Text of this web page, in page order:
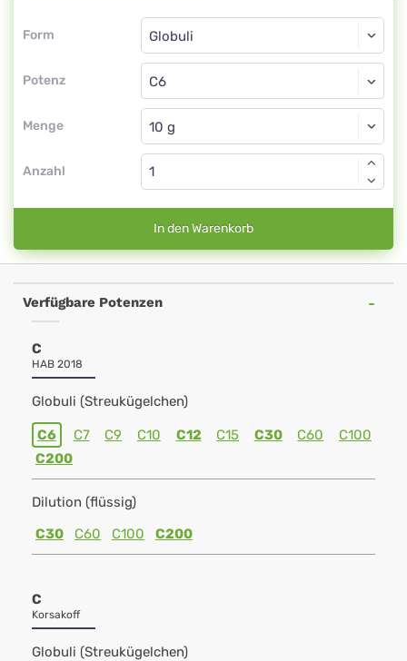
Form
Form
Potenz
Globuli
C6
Menge
Globuli
Anzahl
In den Warenkorb
Verfügbare Potenzen
C
HAB 2018
Globuli (Streukügelchen)
C6 C7 C9 C10 C12 C15 C30 C60
C100
C200
Dilution (flüssig)
C30
C60 C100 C200
C
Korsakoff
Globuli (Streukügelchen)